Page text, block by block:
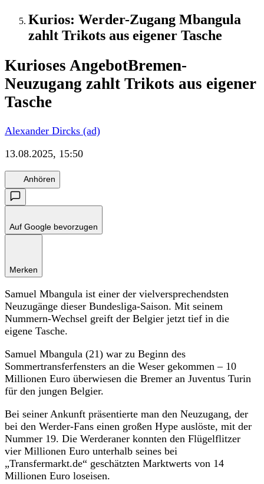
Kurios: Werder-Zugang Mbangula
zahlt Trikots aus eigener Tasche
Kurioses AngebotBremen-
Neuzugang zahlt Trikots aus eigener
Tasche
Alexander Dircks (ad)
13.08.2025, 15:50
Anhören
Auf Google bevorzugen
Merken
Samuel Mbangula ist einer der vielversprechendsten
Neuzugänge dieser Bundesliga-Saison. Mit seinem
Nummern-Wechsel greift der Belgier jetzt tief in die
eigene Tasche.
Samuel Mbangula (21) war zu Beginn des
Sommertransferfensters an die Weser gekommen – 10
Millionen Euro überwiesen die Bremer an Juventus Turin
für den jungen Belgier.
Bei seiner Ankunft präsentierte man den Neuzugang, der
bei den Werder-Fans einen großen Hype auslöste, mit der
Nummer 19. Die Werderaner konnten den Flügelflitzer
vier Millionen Euro unterhalb seines bei
„Transfermarkt.de“ geschätzten Marktwerts von 14
Millionen Euro loseisen.